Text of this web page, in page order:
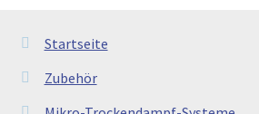
Startseite
Zubehör